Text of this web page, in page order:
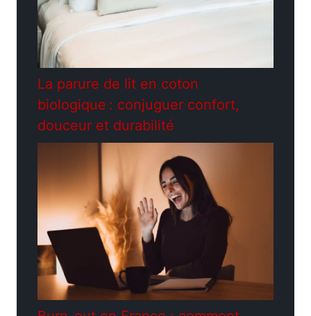
La parure de lit en coton
biologique : conjuguer confort,
douceur et durabilité